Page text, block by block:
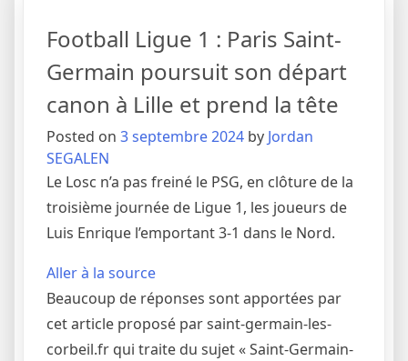
Football Ligue 1 : Paris Saint-
Germain poursuit son départ
canon à Lille et prend la tête
Posted on 3 septembre 2024 by Jordan
SEGALEN
Le Losc n’a pas freiné le PSG, en clôture de la
troisième journée de Ligue 1, les joueurs de
Luis Enrique l’emportant 3-1 dans le Nord.
Aller à la source
Beaucoup de réponses sont apportées par
cet article proposé par saint-germain-les-
corbeil.fr qui traite du sujet « Saint-Germain-